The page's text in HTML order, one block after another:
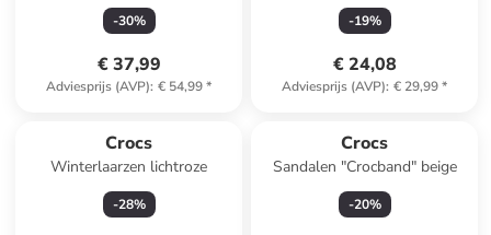
-30%
€ 37,99
Adviesprijs (AVP): € 54,99*
-19%
€ 24,08
Adviesprijs (AVP): € 29,99*
Crocs
Winterlaarzen lichtroze
-28%
Crocs
Sandalen "Crocband" beige
-20%